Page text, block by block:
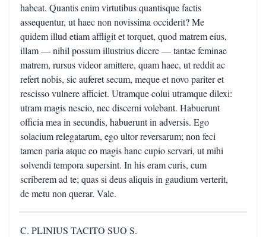
habeat. Quantis enim virtutibus quantisque factis
assequentur, ut haec non novissima occiderit? Me
quidem illud etiam affligit et torquet, quod matrem eius,
illam — nihil possum illustrius dicere — tantae feminae
matrem, rursus videor amittere, quam haec, ut reddit ac
refert nobis, sic auferet secum, meque et novo pariter et
rescisso vulnere afficiet. Utramque colui utramque dilexi:
utram magis nescio, nec discerni volebant. Habuerunt
officia mea in secundis, habuerunt in adversis. Ego
solacium relegatarum, ego ultor reversarum; non feci
tamen paria atque eo magis hanc cupio servari, ut mihi
solvendi tempora supersint. In his eram curis, cum
scriberem ad te; quas si deus aliquis in gaudium verterit,
de metu non querar. Vale.
C. PLINIUS TACITO SUO S.